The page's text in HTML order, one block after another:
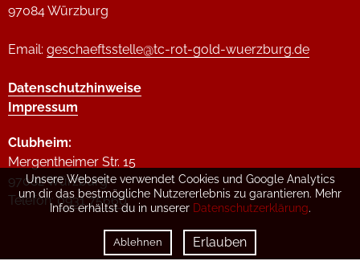
97084 Würzburg
Email: geschaeftsstelle@tc-rot-gold-wuerzburg.de
Datenschutzhinweise
Impressum
Clubheim:
Mergentheimer Str. 15
97082 Würzburg
Telefon:0931 75660
Unsere Webseite verwendet Cookies und Google Analytics
um dir das bestmögliche Nutzererlebnis zu garantieren. Mehr
Infos erhältst du in unserer Datenschutzerklärung.
Ablehnen Erlauben